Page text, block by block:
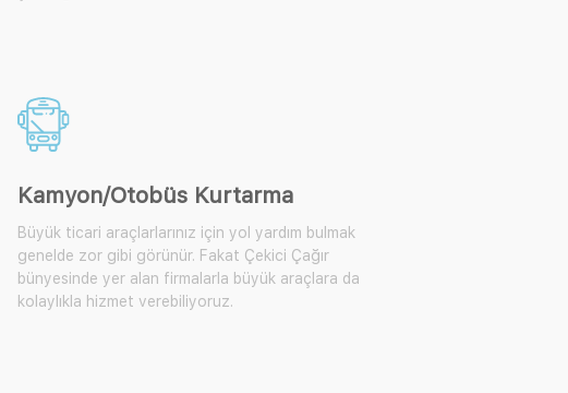
Kamyon/Otobüs Kurtarma
Büyük ticari araçlarlarınız için yol yardım bulmak
genelde zor gibi görünür. Fakat Çekici Çağır
bünyesinde yer alan firmalarla büyük araçlara da
kolaylıkla hizmet verebiliyoruz.